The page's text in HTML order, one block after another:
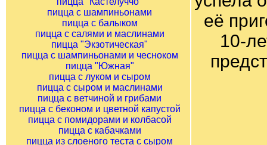
пицца с шампиньонами
пицца с балыком
пицца с салями и маслинами
пицца "Экзотическая"
пицца с шампиньонами и чесноком
пицца "Южная"
пицца с луком и сыром
пицца с сыром и маслинами
пицца с ветчиной и грибами
пицца с беконом и цветной капустой
пицца с помидорами и колбасой
пицца с кабачками
пицца из слоеного теста с сыром
её
10-